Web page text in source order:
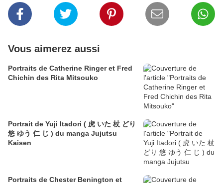
Vous aimerez aussi
Portraits de Catherine Ringer et Fred
Chichin des Rita Mitsouko
Portrait de Yuji Itadori ( 虎 いた 杖 どり
悠 ゆう 仁 じ ) du manga Jujutsu
Kaisen
Portraits de Chester Benington et